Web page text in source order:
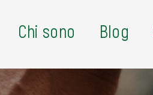
Chi sono Blog